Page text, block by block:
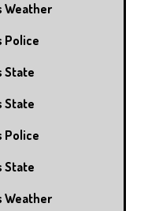
Weather
Police
State
State
Police
State
Weather